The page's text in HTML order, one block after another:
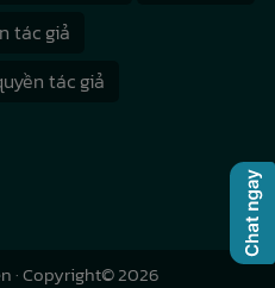
tác giả
tác giả
· Copyright© 2026